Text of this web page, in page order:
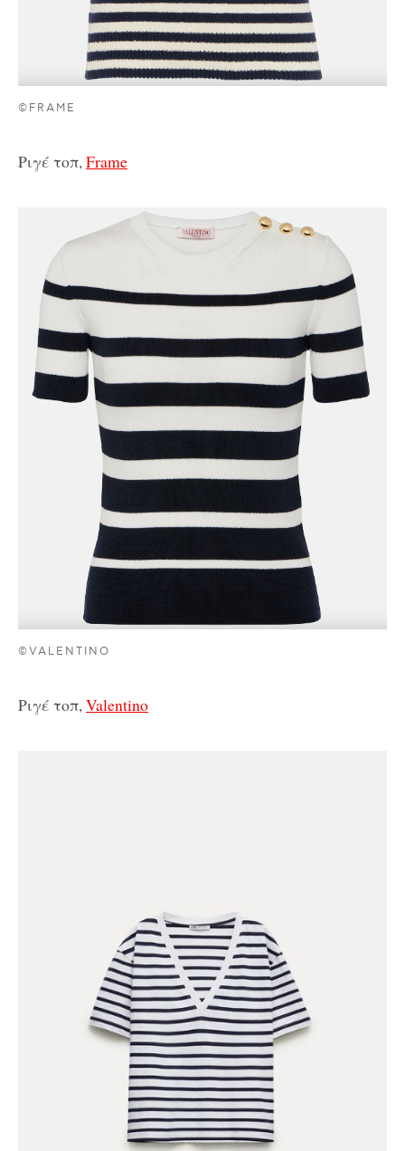
©FRAME
Ριγέ τοπ,Frame
©VALENTINO
Ριγέ τοπ, Valentino